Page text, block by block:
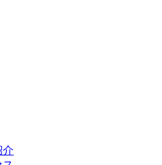
介